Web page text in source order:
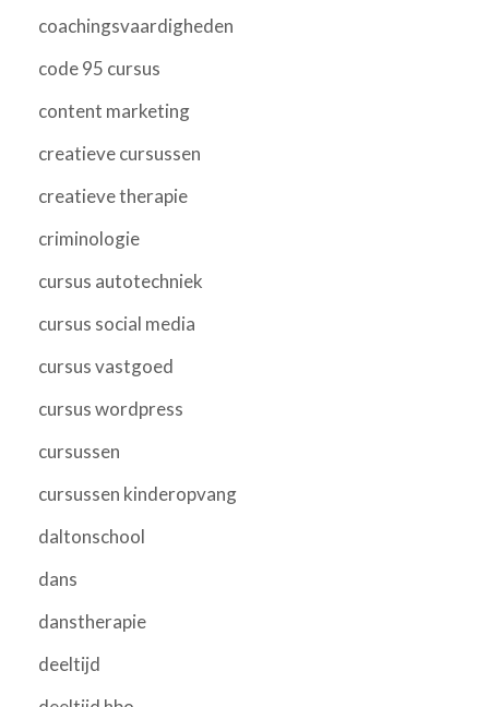
coachingsvaardigheden
code 95 cursus
content marketing
creatieve cursussen
creatieve therapie
criminologie
cursus autotechniek
cursus social media
cursus vastgoed
cursus wordpress
cursussen
cursussen kinderopvang
daltonschool
dans
danstherapie
deeltijd